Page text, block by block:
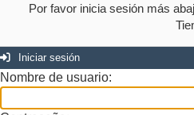
Por favor inicia sesión más
Iniciar sesión
Nombre de usuario: